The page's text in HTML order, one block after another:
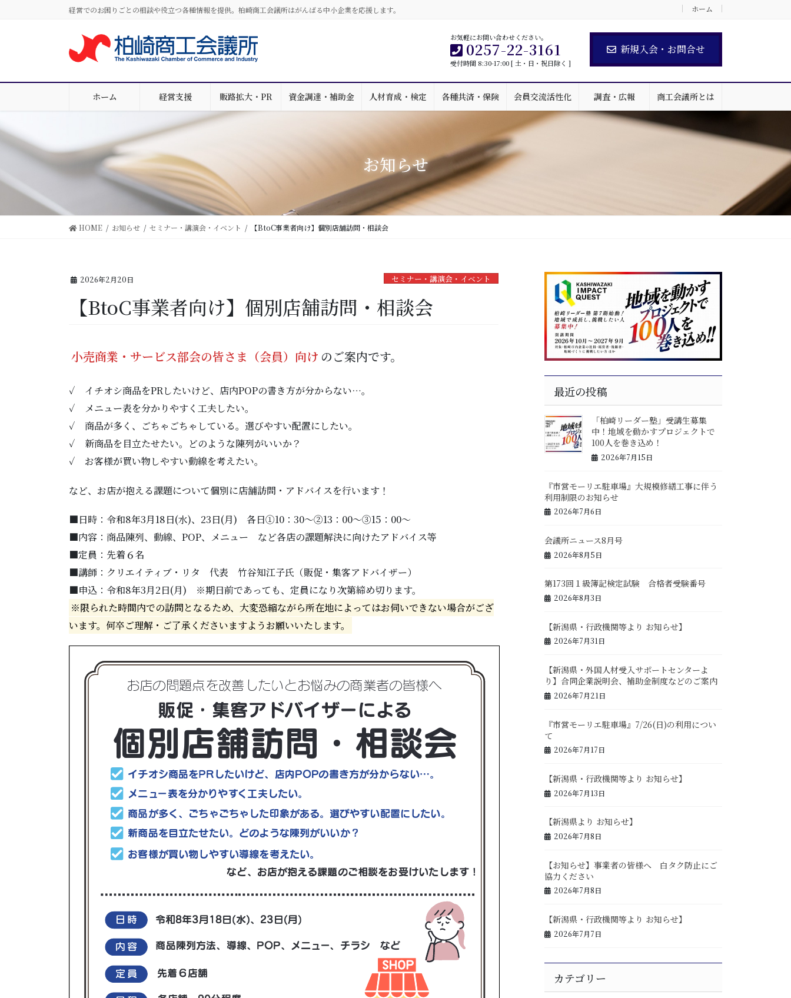
動
経営でのお困りごとの相談や役立つ各種情報を提供。柏崎商工会議所はがんばる中小企業を応援します。 ホーム
お気軽にお問い合わせください。
0257-22-3161
受付時間 8:30-17:00 [ 土・日・祝日除く ]
新規入会・お問合せ
ホーム 経営支援 販路拡大・PR 資金調達・補助金 人材育成・検定 各種共済・保険 会員交流活性化 調査・広報 商工会議所とは
お知らせ
HOME お知らせ セミナー・講演会・イベント 【BtoC事業者向け】個別店舗訪問・相談会
2026年2月20日 セミナー・講演会・イベント
【BtoC事業者向け】個別店舗訪問・相談会
小売商業・サービス部会の皆さま（会員）向け のご案内です。
✓ イチオシ商品をPRしたいけど、店内POPの書き方が分からない…。
✓ メニュー表を分かりやすく工夫したい。
✓ 商品が多く、ごちゃごちゃしている。選びやすい配置にしたい。
✓ 新商品を目立たせたい。どのような陳列がいいか？
✓ お客様が買い物しやすい動線を考えたい。
など、お店が抱える課題について個別に店舗訪問・アドバイスを行います！
■日時：令和8年3月18日(水)、23日(月) 各日①10：30～②13：00～③15：00～
■内容：商品陳列、動線、POP、メニュー など各店の課題解決に向けたアドバイス等
■定員：先着６名
■講師：クリエイティブ・リタ 代表 竹谷知江子氏（販促・集客アドバイザー）
■申込：令和8年3月2日(月) ※期日前であっても、定員になり次第締め切ります。
※限られた時間内での訪問となるため、大変恐縮ながら所在地によってはお伺いできない場合がござ
います。何卒ご理解・ご了承くださいますようお願いいたします。
最近の投稿
「柏崎リーダー塾」受講生募集
中！地域を動かすプロジェクトで
100人を巻き込め！
2026年7月15日
『市営モーリエ駐車場』大規模修繕工事に伴う
利用制限のお知らせ
2026年7月6日
会議所ニュース8月号
2026年8月5日
第173回１級簿記検定試験 合格者受験番号
2026年8月3日
【新潟県・行政機関等より お知らせ】
2026年7月31日
【新潟県・外国人材受入サポートセンターよ
り】合同企業説明会、補助金制度などのご案内
2026年7月21日
『市営モーリエ駐車場』7/26(日)の利用につい
て
2026年7月17日
【新潟県・行政機関等より お知らせ】
2026年7月13日
【新潟県より お知らせ】
2026年7月8日
【お知らせ】事業者の皆様へ 白タク防止にご
協力ください
2026年7月8日
【新潟県・行政機関等より お知らせ】
2026年7月7日
カテゴリー